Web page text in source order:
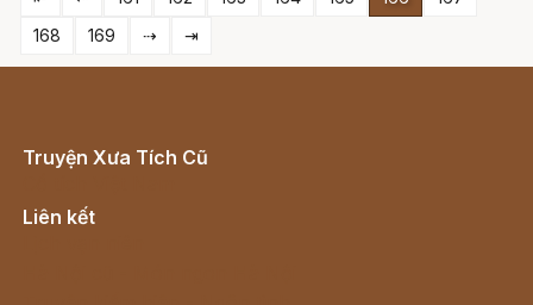
168
169 ⇢ ⇥
Truyện Xưa Tích Cũ
Liên kết